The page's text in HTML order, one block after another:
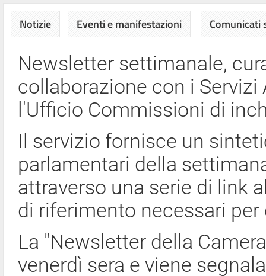
Notizie Eventi e manifestazioni Comunicati
Newsletter settimanale,
collaborazione con i
l'Ufficio Commissioni di
Il servizio fornisce un
parlamentari della
attraverso una serie di link
di riferimento necessari
La "Newsletter della
venerdì sera e viene